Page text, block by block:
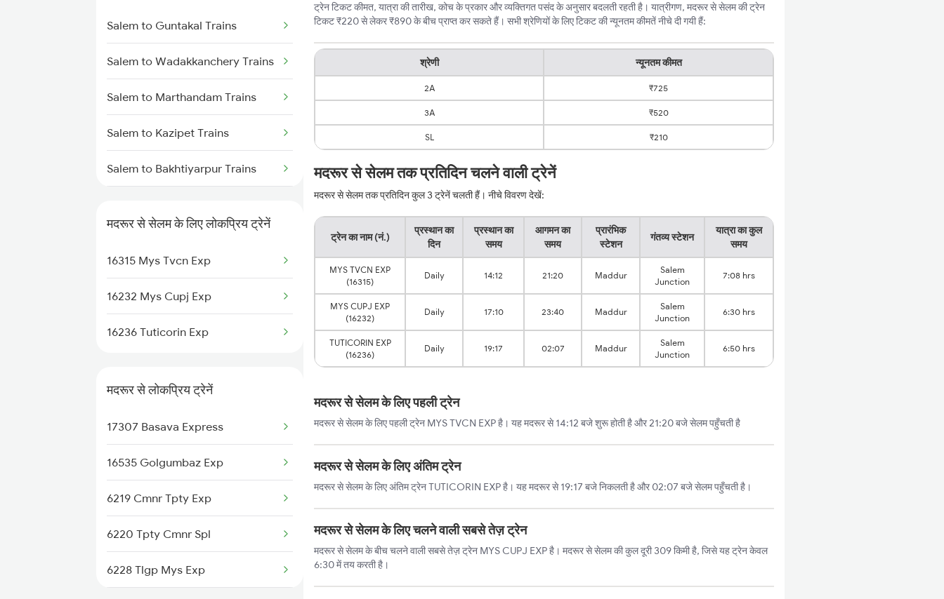
Maddur to Chennai Trains
Maddur to Tirumangalam Trains
Maddur to Dibbanadoddi Trains
Maddur to Haveri Trains
Maddur to Hosapete Trains
Maddur to Bagalkot Trains
Salem to Guntakal Trains
Salem to Wadakkanchery Trains
Salem to Marthandam Trains
Salem to Kazipet Trains
Salem to Bakhtiyarpur Trains
Salem to Siliguri Trains
Salem to Piduguralla Trains
Salem to Mathura Trains
मदरूर से सेलम के लिए लोकप्रिय ट्रेनें
16315 Mys Tvcn Exp
16232 Mys Cupj Exp
16236 Tuticorin Exp
मदरूर से लोकप्रिय ट्रेनें
17307 Basava Express
16535 Golgumbaz Exp
6219 Cmnr Tpty Exp
6220 Tpty Cmnr Spl
6228 Tlgp Mys Exp
ट्रेन टिकट कीमत, यात्रा की तारीख, कोच के प्रकार और व्यक्तिगत पसंद के अनुसार बदलती रहती है। यात्रीगण, मदरूर से सेलम की ट्रेन
टिकट ₹220 से लेकर ₹890 के बीच प्राप्त कर सकते हैं। सभी श्रेणियों के लिए टिकट की न्यूनतम कीमतें नीचे दी गयी हैं:
श्रेणी न्यूनतम कीमत
2A ₹725
3A ₹520
SL ₹210
मदरूर से सेलम तक प्रतिदिन चलने वाली ट्रेनें
मदरूर से सेलम तक प्रतिदिन कुल 3 ट्रेनें चलती हैं। नीचे विवरण देखें:
ट्रेन का नाम (नं.)
प्रस्थान का
दिन
प्रस्थान का
समय
आगमन का
समय
प्रारंभिक
स्टेशन
गंतव्य स्टेशन
यात्रा का कुल
समय
MYS TVCN EXP
(16315)
Daily 14:12 21:20 Maddur
Salem
Junction
7:08 hrs
MYS CUPJ EXP
(16232)
Daily 17:10 23:40 Maddur
Salem
Junction
6:30 hrs
TUTICORIN EXP
(16236)
Daily 19:17 02:07 Maddur
Salem
Junction
6:50 hrs
मदरूर से सेलम के लिए पहली ट्रेन
मदरूर से सेलम के लिए पहली ट्रेन MYS TVCN EXP है। यह मदरूर से 14:12 बजे शुरू होती है और 21:20 बजे सेलम पहुँचती है
मदरूर से सेलम के लिए अंतिम ट्रेन
मदरूर से सेलम के लिए अंतिम ट्रेन TUTICORIN EXP है। यह मदरूर से 19:17 बजे निकलती है और 02:07 बजे सेलम पहुँचती है।
मदरूर से सेलम के लिए चलने वाली सबसे तेज़ ट्रेन
मदरूर से सेलम के बीच चलने वाली सबसे तेज़ ट्रेन MYS CUPJ EXP है। मदरूर से सेलम की कुल दूरी 309 किमी है, जिसे यह ट्रेन केवल
6:30 में तय करती है।